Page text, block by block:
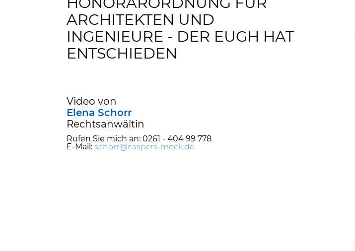
ARCHITEKTEN UND
INGENIEURE - DER EUGH HAT
ENTSCHIEDEN
Video von
Elena Schorr
Rechtsanwältin
Rufen Sie mich an: 0261 - 404 99 778
E-Mail:schorr@caspers-mock.de